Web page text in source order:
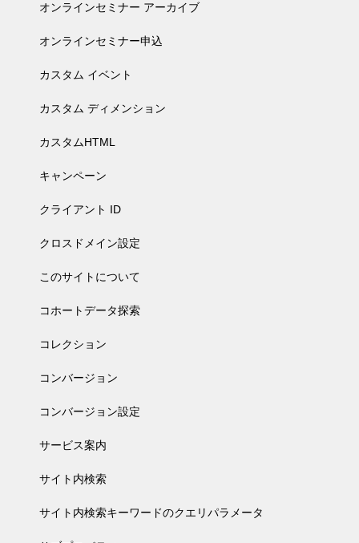
オンラインセミナー アーカイブ
オンラインセミナー申込
カスタム イベント
カスタム ディメンション
カスタムHTML
キャンペーン
クライアント ID
クロスドメイン設定
このサイトについて
コホートデータ探索
コレクション
コンバージョン
コンバージョン設定
サービス案内
サイト内検索
サイト内検索キーワードのクエリパラメータ